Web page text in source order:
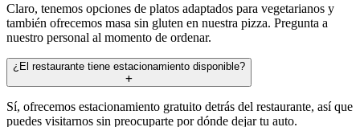
Claro, tenemos opciones de platos adaptados para vegetarianos y
también ofrecemos masa sin gluten en nuestra pizza. Pregunta a
nuestro personal al momento de ordenar.
¿El restaurante tiene estacionamiento disponible?
Sí, ofrecemos estacionamiento gratuito detrás del restaurante, así que
puedes visitarnos sin preocuparte por dónde dejar tu auto.